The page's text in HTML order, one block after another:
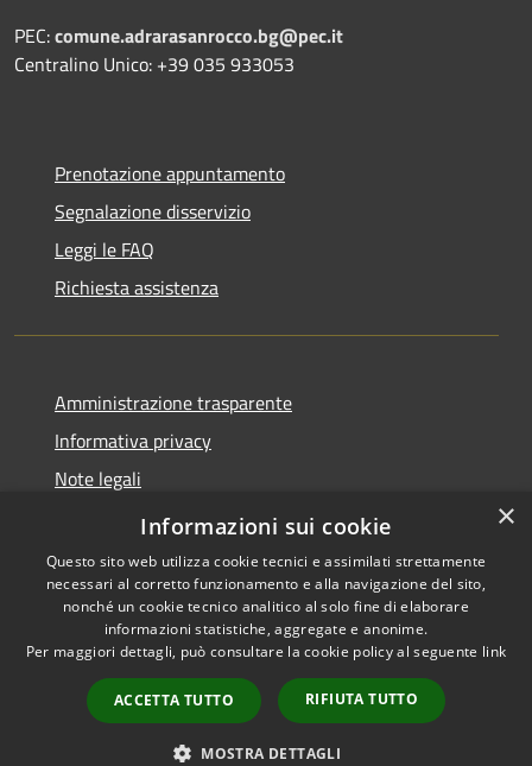
PEC:comune.adrarasanrocco.bg@pec.it
Centralino Unico: +39 035 933053
Prenotazione appuntamento
Segnalazione disservizio
Leggi le FAQ
Richiesta assistenza
Amministrazione trasparente
Informativa privacy
Note legali
Dichiarazione di accessibilità
Accessibilità
Copyright © 2026 • Comune di
Adrara San Rocco • Powered
byMunicipium
Accesso
redazione
×
Informazioni sui cookie
Questo sito web utilizza cookie tecnici e assimilati strettamente
necessari al corretto funzionamento e alla navigazione del sito,
nonché un cookie tecnico analitico al solo fine di elaborare
informazioni statistiche, aggregate e anonime.
Per maggiori dettagli, può consultare la cookie policy al seguente link
ACCETTA TUTTO RIFIUTA TUTTO
MOSTRA DETTAGLI